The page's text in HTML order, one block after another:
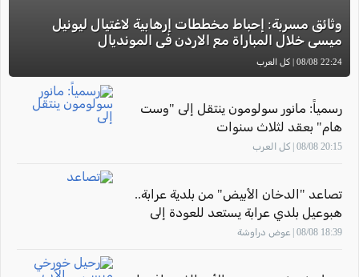
وثائق مسربة: إحباط مخططات إرهابية لاغتيال ليونيل
ميسي خلال المباراة مع الاردن في المونديال
22:24 08/08 | كل العرب
رسمياً: مانور سولومون ينتقل إلى "وست
هام" بعقد لثلاث سنوات
20:15 08/08 | كل العرب
تصاعد "الدخان الأبيض" من بلدية عرابة..
هبوعيل بلدي عرابة يستعد للعودة إلى
الملاعب
18:39 08/08 | عوض دراوشة